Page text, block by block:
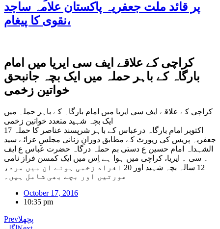
پر قائد ملت جعفریہ پاکستان علامہ ساجد
نقوی کا پیغام،
کراچی کے علاقے ایف سی ایریا میں امام
بارگاہ کے باہر حملہ میں ایک بچہ جانبحق
خواتین زخمی
کراچی کے علاقے ایف سی ایریا میں امام بارگاہ کے باہر حملہ میں
ایک بچہ شہید متعدد خواتین زخمی
17 اکتوبر امام بارگاہ درعباس کے باہر شرپسند عناصر کا حملہ
جعفریہ پریس کی رپورٹ کے مطابق دورانِ زنانی مجلسِ عزائے سید
الشہداہ امام حسین ع دستی بم حملہ درگاہ حضرت عباس ع ایف
۔ سی ۔ ایریا، کراچی میں ہوا ہے اِس میں ایک کمسن فراز نامی
12 سالہ بچہ شہید اور 20 افراد زخمی ہوئے ان میں مرد،
عورتیں اور بچے بھی شامل ہیں۔
October 17, 2016
10:35 pm
Prevپچھلا